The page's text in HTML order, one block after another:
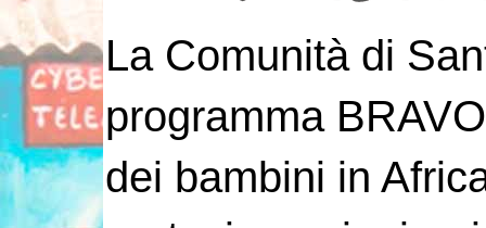
La Comunità di
programma
dei bambini in